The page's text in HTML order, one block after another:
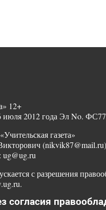
12+
июля 2012 года Эл No.
газета»
(nikvik87@mail.ru)
с разрешения
согласия